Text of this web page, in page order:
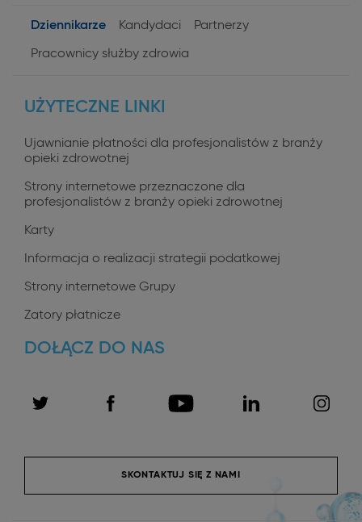
User
Dziennikarze Kandydaci Partnerzy
Pracownicy służby zdrowia
UŻYTECZNE LINKI
Ujawnianie płatności dla profesjonalistów z branży
opieki zdrowotnej
Strony internetowe przeznaczone dla
profesjonalistów z branży opieki zdrowotnej
Karty
Informacja o realizacji strategii podatkowej
Strony internetowe Grupy
Zatory płatnicze
DOŁĄCZ DO NAS
SKONTAKTUJ SIĘ Z NAMI